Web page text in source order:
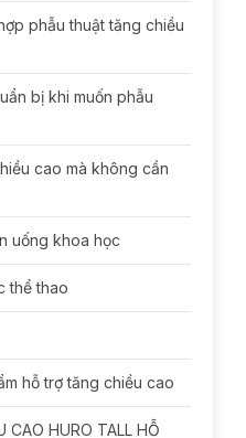
phẫu thuật tăng chiều
bị khi muốn phẫu
cao mà không cần
uống khoa học
thể thao
hỗ trợ tăng chiều cao
CAO HURO TALL HỖ